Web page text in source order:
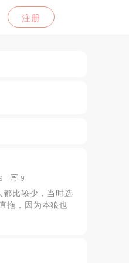
注册
9
比较少，当时选
拖，因为本狼也
意接，后面过了
较丰满的，奶子